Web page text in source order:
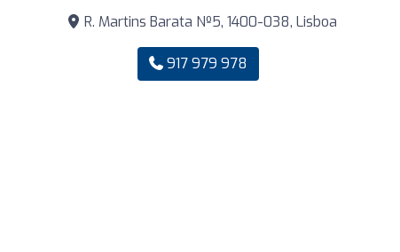
R. Martins Barata Nº5, 1400-038, Lisboa
917 979 978